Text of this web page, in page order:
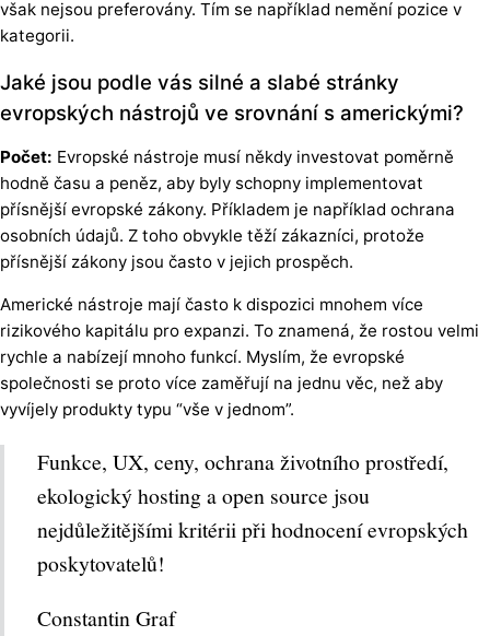
však nejsou preferovány. Tím se například nemění pozice v
kategorii.
Jaké jsou podle vás silné a slabé stránky
evropských nástrojů ve srovnání s americkými?
Počet: Evropské nástroje musí někdy investovat poměrně
hodně času a peněz, aby byly schopny implementovat
přísnější evropské zákony. Příkladem je například ochrana
osobních údajů. Z toho obvykle těží zákazníci, protože
přísnější zákony jsou často v jejich prospěch.
Americké nástroje mají často k dispozici mnohem více
rizikového kapitálu pro expanzi. To znamená, že rostou velmi
rychle a nabízejí mnoho funkcí. Myslím, že evropské
společnosti se proto více zaměřují na jednu věc, než aby
vyvíjely produkty typu “vše v jednom”.
Funkce, UX, ceny, ochrana životního prostředí,
ekologický hosting a open source jsou
nejdůležitějšími kritérii při hodnocení evropských
poskytovatelů!
Constantin Graf